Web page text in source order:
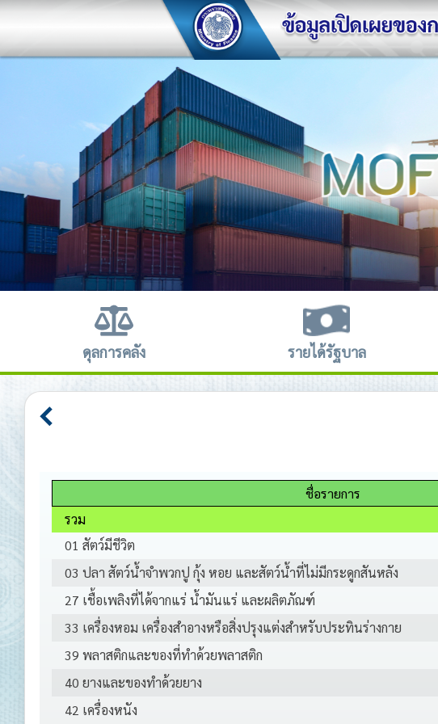
ดุลการคลัง รายได้รัฐบาล
ชื่อรายการ
รวม
01 สัตว์มีชีวิต
03 ปลา สัตว์น้ำจำพวกปู กุ้ง หอย และสัตว์น้ำที่ไม่มีกระดูกสันหลัง
27 เชื้อเพลิงที่ได้จากแร่ น้ำมันแร่ และผลิตภัณฑ์
33 เครื่องหอม เครื่องสำอางหรือสิ่งปรุงแต่งสำหรับประทินร่างกาย
39 พลาสติกและของที่ทำด้วยพลาสติก
40 ยางและของทำด้วยยาง
42 เครื่องหนัง